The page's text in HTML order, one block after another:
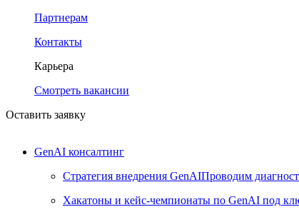
Партнерам
Контакты
Карьера
Смотреть вакансии
Оставить заявку
GenAI консалтинг
Стратегия внедрения GenAIПроводим
Хакатоны и кейс-чемпионаты по GenAI под